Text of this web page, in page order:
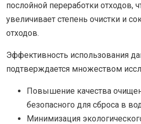
послойной переработки отходов,
увеличивает степень очистки и
отходов.
Эффективность использования
подтверждается множеством
Повышение качества
безопасного для сброса в
Минимизация